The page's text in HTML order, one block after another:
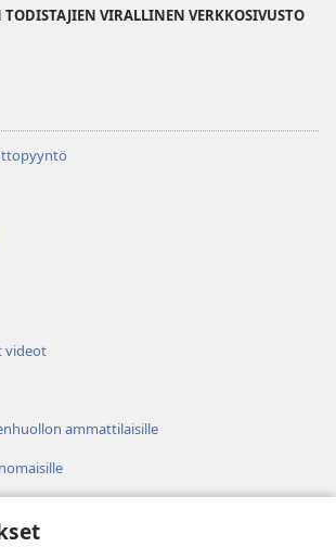
TODISTAJIEN VIRALLINEN VERKKOSIVUSTO
videot
ammattilaisille